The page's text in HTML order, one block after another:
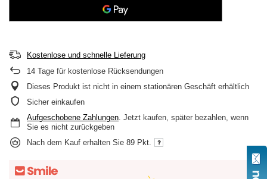
Kostenlose und schnelle Lieferung
14 Tage für kostenlose Rücksendungen
Dieses Produkt ist nicht in einem stationären Geschäft erhältlich
Sicher einkaufen
Aufgeschobene Zahlungen . Jetzt kaufen, später bezahlen, wenn
Sie es nicht zurückgeben
Nach dem Kauf erhalten Sie 89 Pkt.